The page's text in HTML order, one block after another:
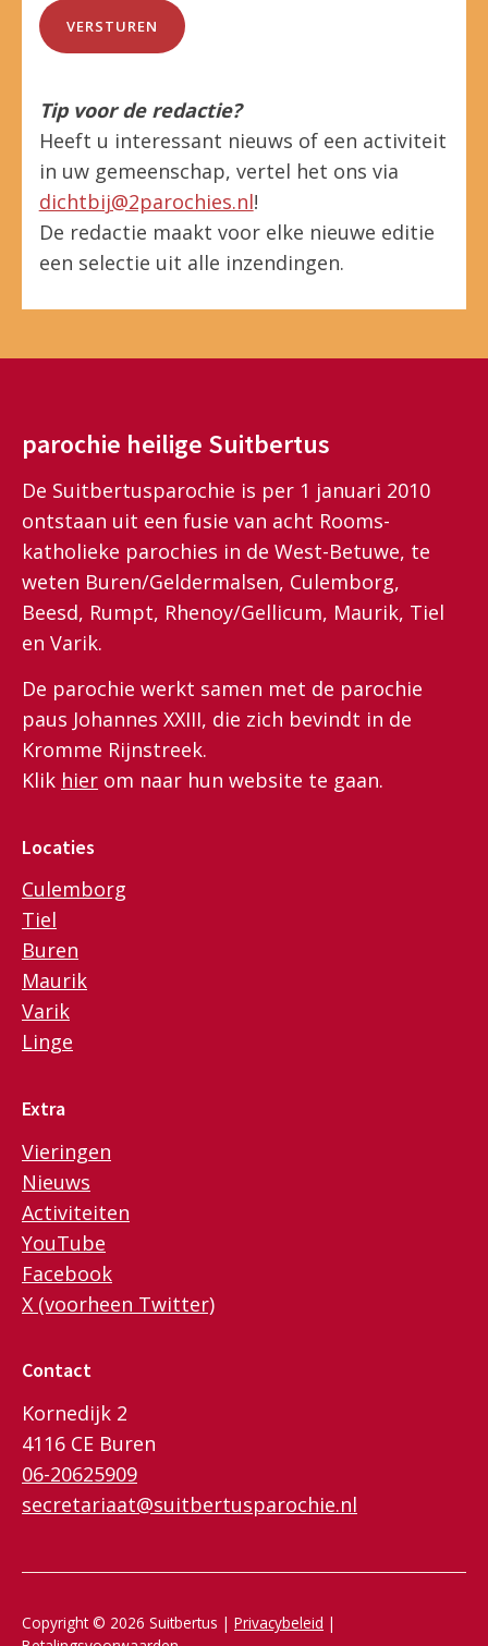
Tip voor de redactie?
Heeft u interessant nieuws of een activiteit
in uw gemeenschap, vertel het ons via
dichtbij@2parochies.nl!
De redactie maakt voor elke nieuwe editie
een selectie uit alle inzendingen.
parochie heilige Suitbertus
De Suitbertusparochie is per 1 januari 2010
ontstaan uit een fusie van acht Rooms-
katholieke parochies in de West-Betuwe, te
weten Buren/Geldermalsen, Culemborg,
Beesd, Rumpt, Rhenoy/Gellicum, Maurik, Tiel
en Varik.
De parochie werkt samen met de parochie
paus Johannes XXIII, die zich bevindt in de
Kromme Rijnstreek.
Klik hier om naar hun website te gaan.
Locaties
Culemborg
Tiel
Buren
Maurik
Varik
Linge
Extra
Vieringen
Nieuws
Activiteiten
YouTube
Facebook
X (voorheen Twitter)
Contact
Kornedijk 2
4116 CE Buren
06-20625909
secretariaat@suitbertusparochie.nl
Copyright © 2026 Suitbertus | Privacybeleid |